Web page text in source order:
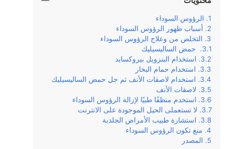
الرؤوس السوداء
أسباب ظهور الرؤوس السوداء
التخلص من وعلاج الرؤوس السوداء
حمض الساليسيليك
استخدام البنزويل بيروكسايد
استخدام حمام البخار
استخدام لاصقات الأنف ثم جل حمض الساليسيليك
لاصقات الأنف
استخدم منظفًا طبيًا لإزالة الرؤوس السوداء
لا تستعملى الحيل الموجودة على الانترنت
استشارة طبيب الأمراض الجلدية
منع تكون الرؤوس السوداء
المصدر